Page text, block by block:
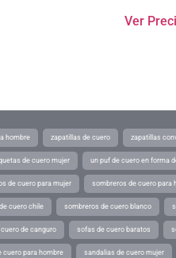
Ver
hombre zapatillas de cuero zapatillas
de cuero mujer un puf de cuero en forma
de cuero para mujer sombreros de cuero para
cuero chile sombreros de cuero blanco
de canguro sofas de cuero baratos
cuero para hombre sandalias de cuero mujer